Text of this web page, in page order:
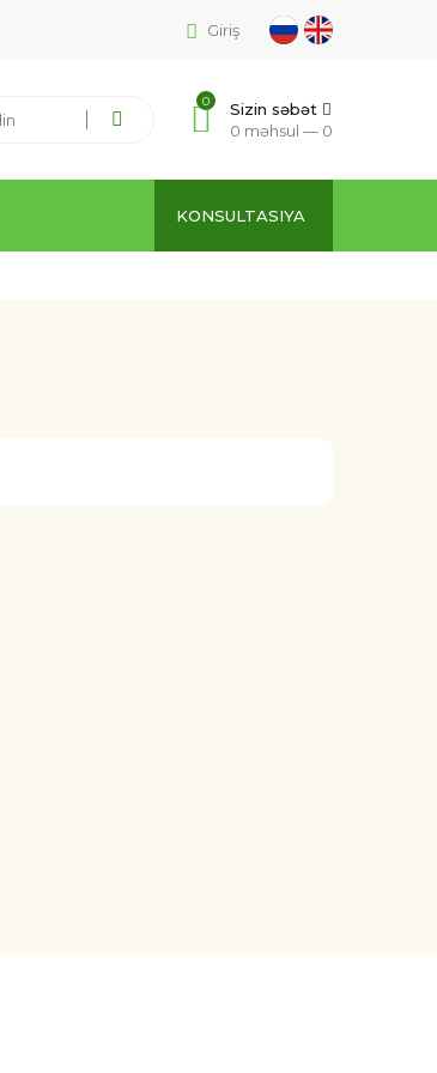
Giriş
0
Sizin səbət
0 məhsul — 0
KONSULTASIYA